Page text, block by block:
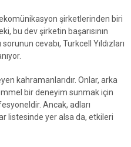
şirketlerinden biri
bu dev şirketin başarısının
cevabı, Turkcell Yıldızları
kahramanlarıdır. Onlar, arka
bir deneyim sunmak için
Ancak, adları
listesinde yer alsa da, etkileri